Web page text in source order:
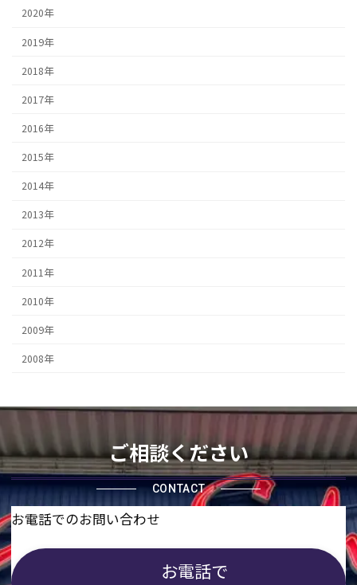
2020年
2019年
2018年
2017年
2016年
2015年
2014年
2013年
2012年
2011年
2010年
2009年
2008年
ご相談ください
CONTACT
お電話でのお問い合わせ
お電話で